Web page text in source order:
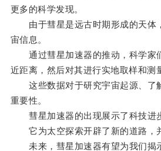
更多的科学发现。
由于彗星是远古时期形成的天体
宙信息。
通过彗星加速器的推动，科学家
近距离，然后对其进行实地取样和测
这些数据对于研究宇宙起源、了
重要性。
彗星加速器的出现展示了科技进步
它为太空探索开辟了新的道路，并
未来，彗星加速器有望为我们揭